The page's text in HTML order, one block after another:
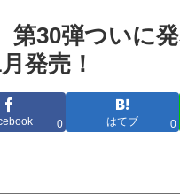
第30弾ついに
発売！
0 はてブ 0